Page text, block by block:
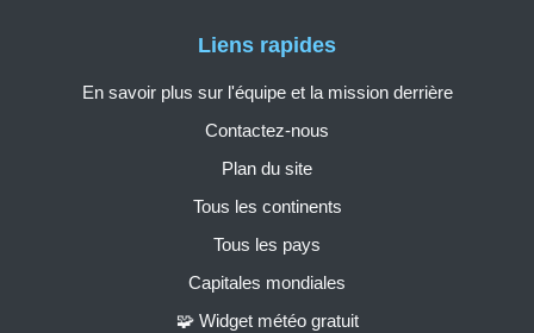
Liens rapides
En savoir plus sur l'équipe et la mission derrière
Contactez-nous
Plan du site
Tous les continents
Tous les pays
Capitales mondiales
🧩 Widget météo gratuit